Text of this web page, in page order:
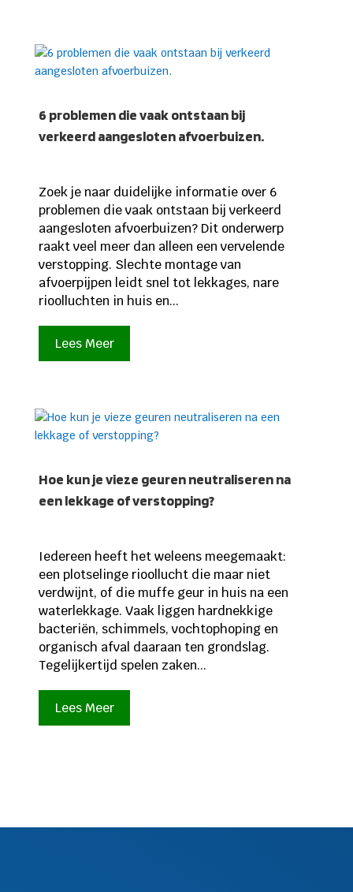
6 problemen die vaak ontstaan bij
verkeerd aangesloten afvoerbuizen.
Zoek je naar duidelijke informatie over 6
problemen die vaak ontstaan bij verkeerd
aangesloten afvoerbuizen? Dit onderwerp
raakt veel meer dan alleen een vervelende
verstopping. Slechte montage van
afvoerpijpen leidt snel tot lekkages, nare
rioolluchten in huis en...
Lees Meer
Hoe kun je vieze geuren neutraliseren na
een lekkage of verstopping?
Iedereen heeft het weleens meegemaakt:
een plotselinge rioollucht die maar niet
verdwijnt, of die muffe geur in huis na een
waterlekkage. Vaak liggen hardnekkige
bacteriën, schimmels, vochtophoping en
organisch afval daaraan ten grondslag.
Tegelijkertijd spelen zaken...
Lees Meer